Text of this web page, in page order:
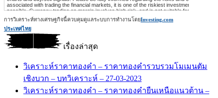
การวิเคราะห์ทางเศรษฐกิจนี้ควบคุมดูแลระบบการทำงานโดยInvesting.com
ประเทศไทย
เรื่องล่าสุด
วิเคราะห์ราคาทองคำ – ราคาทองคำรวบรวมโมเมนตัม
เชิงบวก – บทวิเคราะห์ – 27-03-2023
วิเคราะห์ราคาทองคำ – ราคาทองคำยืนเหนือแนวต้าน –